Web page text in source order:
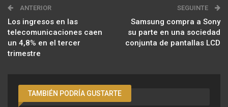
ANTERIOR
Los ingresos en las
telecomunicaciones caen
un 4,8% en el tercer
trimestre
SEGUINTE
Samsung compra a Sony
su parte en una sociedad
conjunta de pantallas LCD
TAMBIÉN PODRÍA GUSTARTE